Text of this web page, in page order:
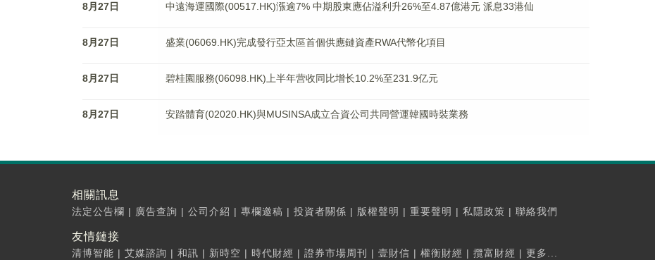
8月27日 中遠海運國際(00517.HK)漲逾7% 中期股東應佔溢利升26%至4.87億港元 派息33港仙
8月27日 盛業(06069.HK)完成發行亞太區首個供應鏈資產RWA代幣化項目
8月27日 碧桂園服務(06098.HK)上半年营收同比增长10.2%至231.9亿元
8月27日 安踏體育(02020.HK)與MUSINSA成立合資公司共同營運韓國時裝業務
相關訊息
法定公告欄 | 廣告查詢 | 公司介紹 | 專欄邀稿 | 投資者關係 | 版權聲明 | 重要聲明 | 私隱政策 | 聯絡我們
友情鏈接
清博智能 | 艾媒諮詢 | 和訊 | 新時空 | 時代財經 | 證券市場周刊 | 壹財信 | 權衡財經 | 攬富財經 | 更多...